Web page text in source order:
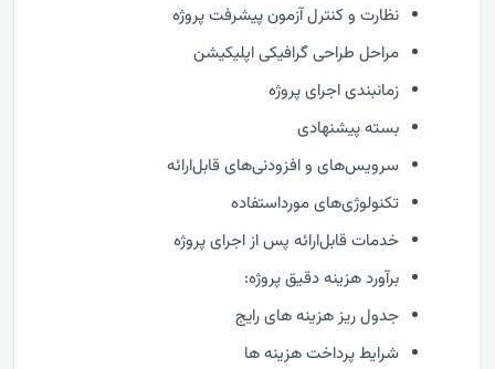
نظارت و كنترل آزمون پیشرفت پروژه
مراحل طراحی گرافیکی اپلیکیشن
زمانبندی اجرای پروژه
بسته پیشنهادی
سرویس‌های و افزودنی‌های قابل‌ارائه
تکنولوژی‌های مورداستفاده
خدمات قابل‌ارائه پس از اجرای پروژه
برآورد هزینه دقیق پروژه:
جدول ریز هزینه های رایج
شرایط پرداخت هزینه ها